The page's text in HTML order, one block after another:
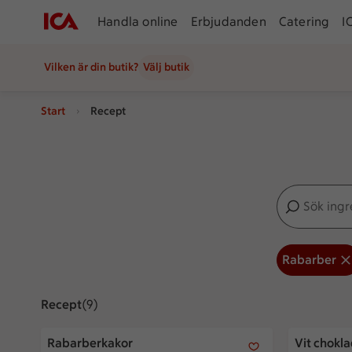
Handla online Erbjudanden Catering
Vilken är din butik? Välj butik
Start Recept
Sök
Inga förslag
Rabarber
ReceptVisar 9 stycken
(9)
Rabarberkakor
Rabarberkakor
Vit
Vit